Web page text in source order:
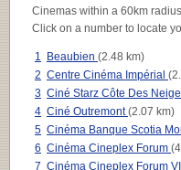
Cinemas within a 60km
Click on a number to locate
1 Beaubien (2.48 km)
2 Centre Cinéma Impérial
3 Ciné Starz Côte Des
4 Ciné Outremont(2.07 km)
5 Cinéma Banque Scotia
6 Cinéma Cineplex Forum
7 Cinéma Cineplex Forum